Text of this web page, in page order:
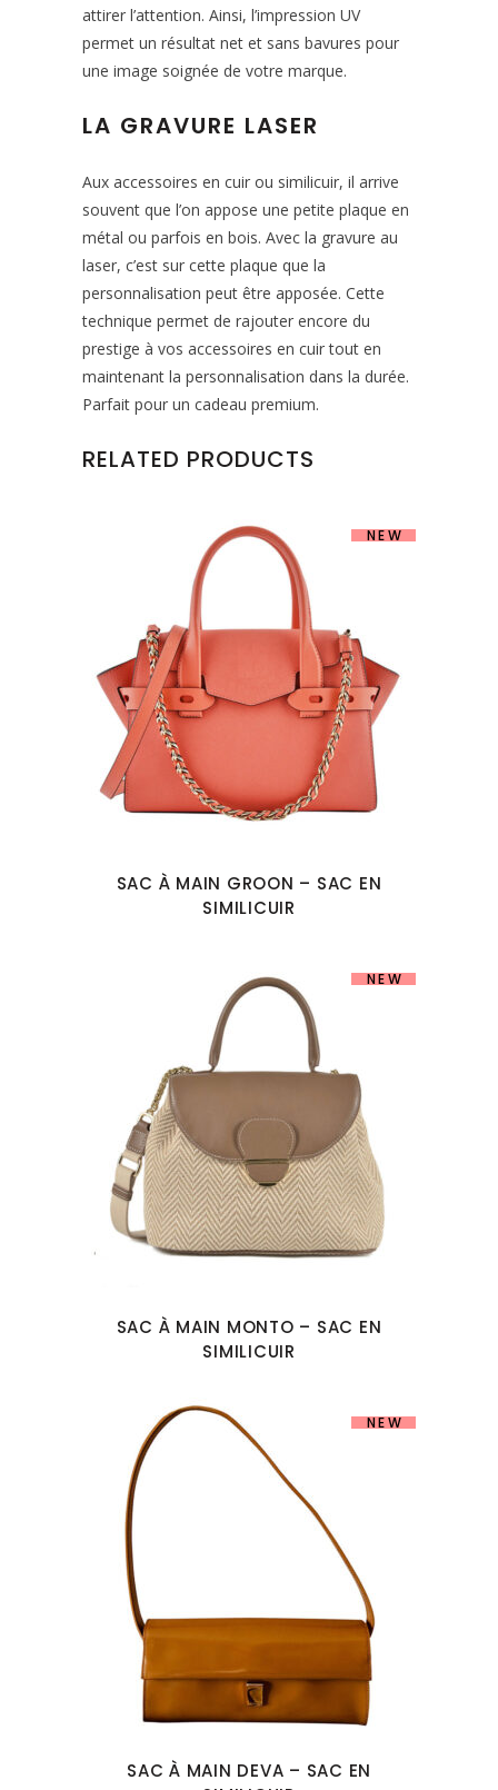
attirer l’attention. Ainsi, l’impression UV
permet un résultat net et sans bavures pour
une image soignée de votre marque.
LA GRAVURE LASER
Aux accessoires en cuir ou similicuir, il arrive
souvent que l’on appose une petite plaque en
métal ou parfois en bois. Avec la gravure au
laser, c’est sur cette plaque que la
personnalisation peut être apposée. Cette
technique permet de rajouter encore du
prestige à vos accessoires en cuir tout en
maintenant la personnalisation dans la durée.
Parfait pour un cadeau premium.
RELATED PRODUCTS
NEW
SAC À MAIN GROON – SAC EN
SIMILICUIR
NEW
SAC À MAIN MONTO – SAC EN
SIMILICUIR
NEW
SAC À MAIN DEVA – SAC EN